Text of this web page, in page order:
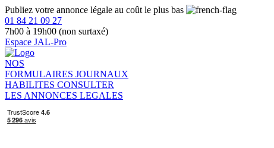
Publiez votre annonce légale au coût le plus bas
01 84 21 09 27
7h00 à 19h00 (non surtaxé)
Espace JAL-Pro
NOS
FORMULAIRES JOURNAUX
HABILITES CONSULTER
LES ANNONCES LEGALES